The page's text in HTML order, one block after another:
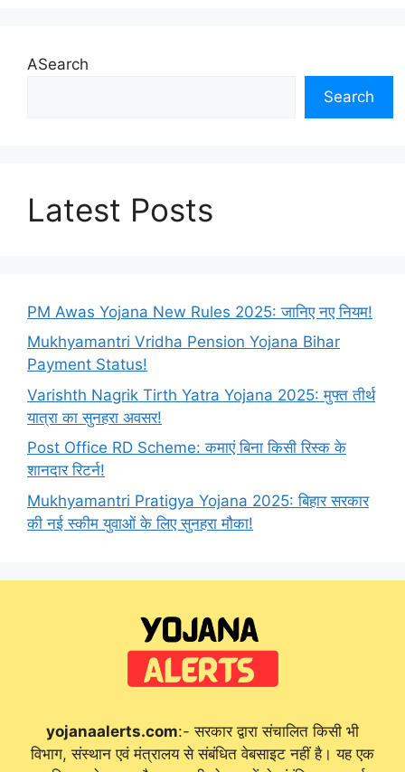
ASearch
Search
Latest Posts
PM Awas Yojana New Rules 2025: जानिए नए नियम!
Mukhyamantri Vridha Pension Yojana Bihar
Payment Status!
Varishth Nagrik Tirth Yatra Yojana 2025: मुफ्त तीर्थ
यात्रा का सुनहरा अवसर!
Post Office RD Scheme: कमाएं बिना किसी रिस्क के
शानदार रिटर्न!
Mukhyamantri Pratigya Yojana 2025: बिहार सरकार
की नई स्कीम युवाओं के लिए सुनहरा मौका!
yojanaalerts.com:- सरकार द्वारा संचालित किसी भी
विभाग, संस्थान एवं मंत्रालय से संबंधित वेबसाइट नहीं है। यह एक